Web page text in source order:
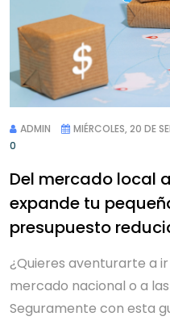
ADMIN MIÉRCOLES, 20 DE
0
Del mercado local
expande tu
presupuesto
¿Quieres aventurarte a
mercado nacional o a
Seguramente con esta